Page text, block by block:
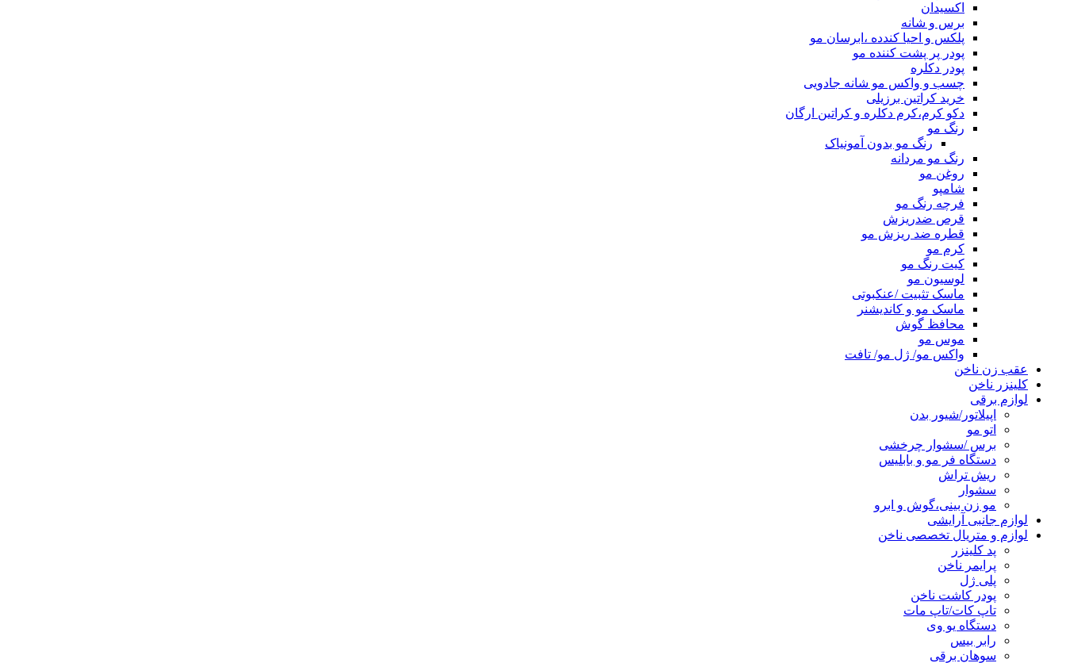
اکسیدان
برس و شانه
پلکس و احیا کندده ،ابرسان مو
پودر پر پشت کننده مو
پودر دکلره
چسب و واکس مو شانه جادویی
خرید کراتین برزیلی
دکو کرم،کرم دکلره و کراتین ارگان
رنگ مو
رنگ مو بدون آمونیاک
رنگ مو مردانه
روغن مو
شامپو
فرچه رنگ مو
قرص ضدریزش
قطره ضد ریزش مو
کرم مو
کیت رنگ مو
لوسیون مو
ماسک تثبیت /عنکبوتی
ماسک مو و کاندیشنر
محافظ گوش
موس مو
واکس مو/ ژل مو/ تافت
عقب زن ناخن
کلینزر ناخن
لوازم برقی
اپیلاتور/شیور بدن
اتو مو
برس /سشوار چرخشی
دستگاه فر مو و بابلیس
ریش تراش
سشوار
مو زن بینی،گوش و ابرو
لوازم جانبی آرایشی
لوازم و متریال تخصصی ناخن
پد کلینزر
پرایمر ناخن
پلی ژل
پودر کاشت ناخن
تاپ کات/تاپ مات
دستگاه یو وی
رابر بیس
سوهان برقی